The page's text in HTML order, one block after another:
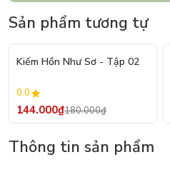
Sản phẩm tương tự
- 20%
Kiếm Hồn Như Sơ - Tập 02
0.0
144.000₫180.000₫
Thông tin sản phẩm